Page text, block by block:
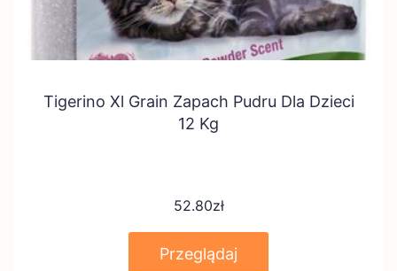
Tigerino Xl Grain Zapach Pudru Dla Dzieci
12 Kg
52.80zł
Przeglądaj